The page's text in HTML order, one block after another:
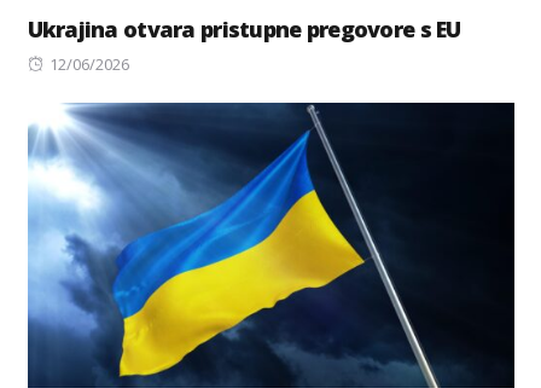
Ukrajina otvara pristupne pregovore s EU
Posted
12/06/2026